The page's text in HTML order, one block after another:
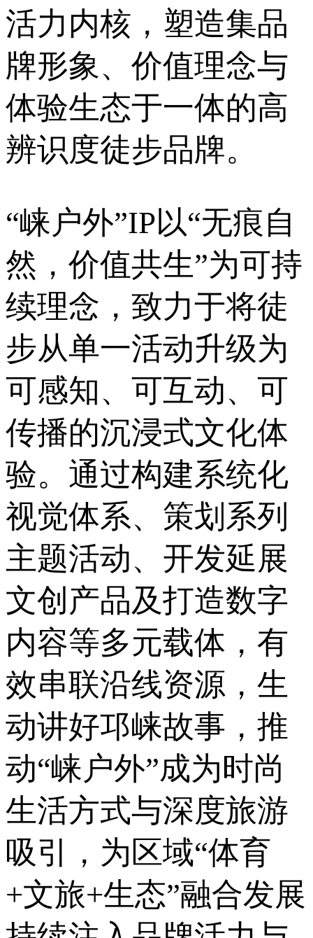
活力内核，塑造集品
牌形象、价值理念与
体验生态于一体的高
辨识度徒步品牌。
“崃户外”IP以“无痕自
然，价值共生”为可持
续理念，致力于将徒
步从单一活动升级为
可感知、可互动、可
传播的沉浸式文化体
验。通过构建系统化
视觉体系、策划系列
主题活动、开发延展
文创产品及打造数字
内容等多元载体，有
效串联沿线资源，生
动讲好邛崃故事，推
动“崃户外”成为时尚
生活方式与深度旅游
吸引，为区域“体育
+文旅+生态”融合发展